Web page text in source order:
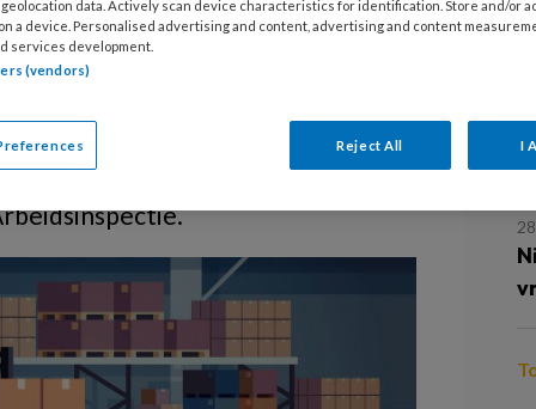
én op papier zetten hoe ze
De arbeidsinspectie
tijd en geld investeren in de
en -cultuur in plaats van
procedures en het betalen van
data. Actively scan device characteristics for identification. Store and/or
a device. Personalised advertising and content, advertising and content
services development.
(vendors)
Reject All I